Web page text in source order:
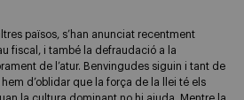
països, s’han anunciat recentment
fiscal, i també la defraudació a la
de l’atur. Benvingudes siguin i tant de
d’oblidar que la força de la llei té els